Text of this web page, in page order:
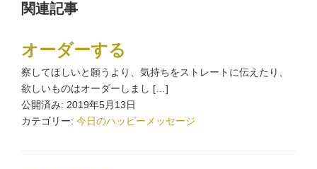
関連記事
オーダーする
察してほしいと願うより、気持ちをストレートに伝えたり、
欲しいものはオーダーしまし […]
公開済み: 2019年5月13日
カテゴリー: 今日のハッピーメッセージ